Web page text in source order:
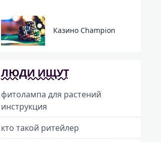
Казино Champion
ЛЮДИ ИЩУТ
фитолампа для растений
инструкция
кто такой ритейлер